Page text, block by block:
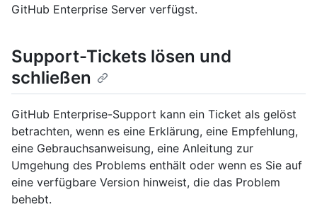
GitHub Enterprise Server verfügst.
Support-Tickets lösen und
schließen
GitHub Enterprise-Support kann ein Ticket als gelöst
betrachten, wenn es eine Erklärung, eine Empfehlung,
eine Gebrauchsanweisung, eine Anleitung zur
Umgehung des Problems enthält oder wenn es Sie auf
eine verfügbare Version hinweist, die das Problem
behebt.